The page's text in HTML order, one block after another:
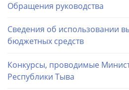
Обращения руководства
Сведения об использовании
бюджетных средств
Конкурсы, проводимые
Республики Тыва